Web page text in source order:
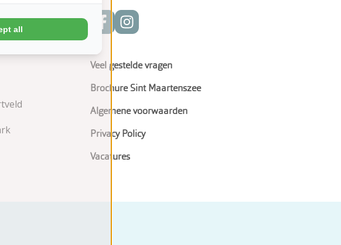
op
Veel gestelde vragen
Brochure Sint Maartenszee
Algemene voorwaarden
Privacy Policy
Vacatures
all